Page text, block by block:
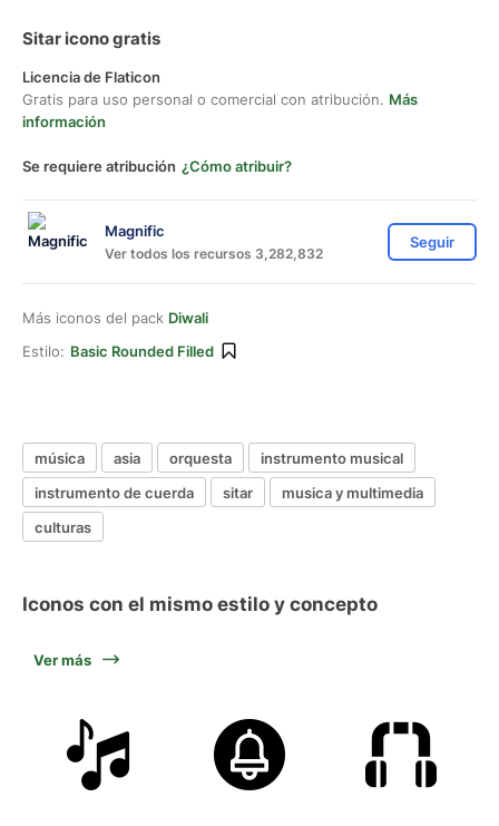
Sitar icono gratis
Licencia de Flaticon
Gratis para uso personal o comercial con atribución. Más
información
Se requiere atribución ¿Cómo atribuir?
Magnific
Ver todos los recursos 3,282,832
Seguir
Más iconos del pack Diwali
Estilo: Basic Rounded Filled
música asia orquesta
instrumento musical
instrumento de cuerda
sitar
musica y multimedia
culturas
Iconos con el mismo estilo y concepto
Ver más